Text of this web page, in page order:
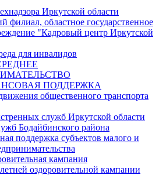
Иркутской области
филиал, областное государственное
"Кадровый центр Иркутской
для инвалидов
ПОДДЕРЖКА
общественного транспорта
служб Иркутской области
Бодайбинского района
поддержка субъектов малого и
кампания
оздоровительной кампании